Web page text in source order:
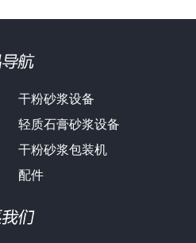
干粉砂浆设备
轻质石膏砂浆设备
干粉砂浆包装机
配件